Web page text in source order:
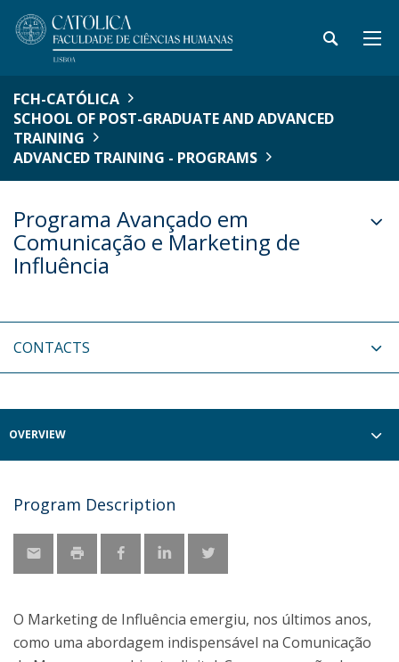
FCH-CATÓLICA
SCHOOL OF POST-GRADUATE AND ADVANCED
TRAINING
ADVANCED TRAINING - PROGRAMS
Programa Avançado em
Comunicação e Marketing de
Influência
CONTACTS
OVERVIEW
Program Description
O Marketing de Influência emergiu, nos últimos anos,
como uma abordagem indispensável na Comunicação